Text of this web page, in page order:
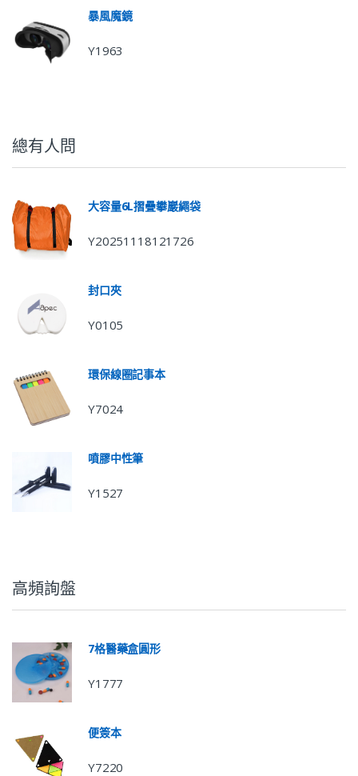
暴風魔鏡
Y1963
總有人問
大容量6L摺疊攀巖繩袋
Y20251118121726
封口夾
Y0105
環保線圈記事本
Y7024
噴膠中性筆
Y1527
高頻詢盤
7格醫藥盒圓形
Y1777
便簽本
Y7220